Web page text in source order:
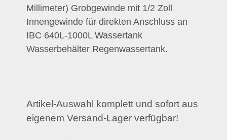
Millimeter) Grobgewinde mit 1/2 Zoll
Innengewinde für direkten Anschluss an
IBC 640L-1000L Wassertank
Wasserbehälter Regenwassertank.
Artikel-Auswahl komplett und sofort aus
eigenem Versand-Lager verfügbar!